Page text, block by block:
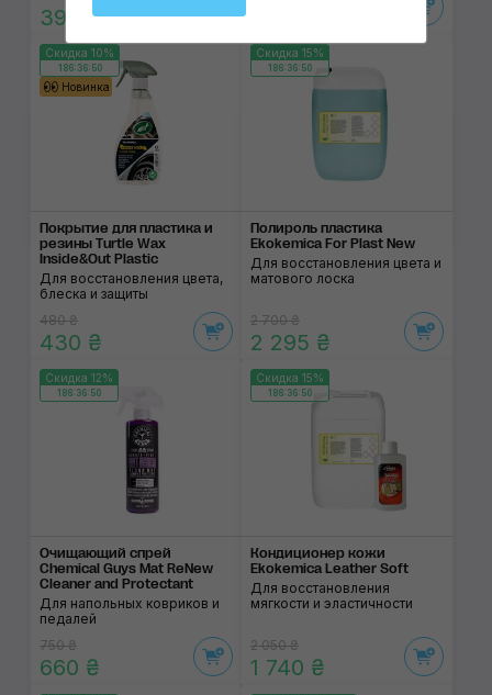
390 ₴
Скидка 10%
186:36:50
Новинка
Покрытие для пластика и
резины Turtle Wax
Inside&Out Plastic
Для восстановления цвета,
блеска и защиты
480 ₴
430 ₴
Скидка 15%
186:36:50
Полироль пластика
Ekokemica For Plast New
Для восстановления цвета и
матового лоска
2 700 ₴
2 295 ₴
Скидка 12%
186:36:50
Очищающий спрей
Chemical Guys Mat ReNew
Cleaner and Protectant
Для напольных ковриков и
педалей
750 ₴
660 ₴
Скидка 15%
186:36:50
Кондиционер кожи
Ekokemica Leather Soft
Для восстановления
мягкости и эластичности
2 050 ₴
1 740 ₴